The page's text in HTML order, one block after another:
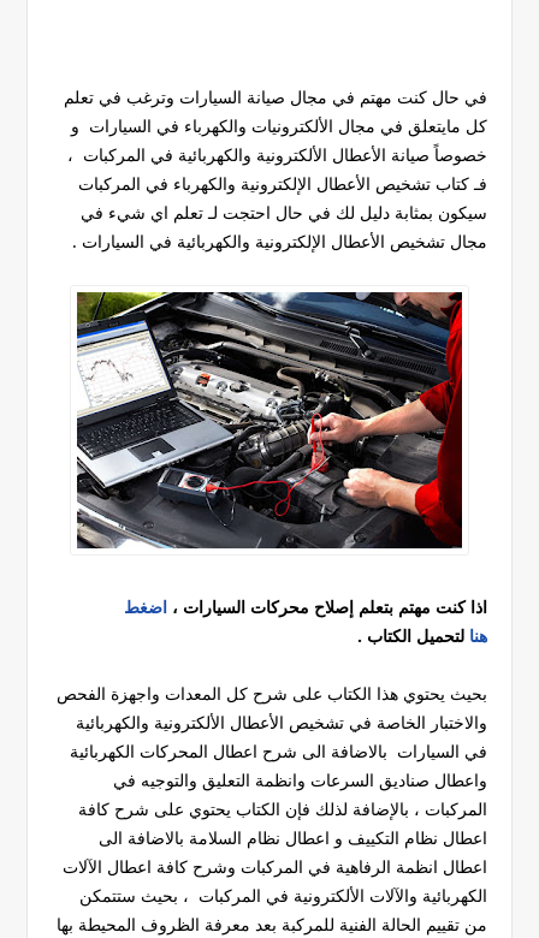
في حال كنت مهتم في مجال صيانة السيارات وترغب في تعلم
كل مايتعلق في مجال الألكترونيات والكهرباء في السيارات و
خصوصاً صيانة الأعطال الألكترونية والكهربائية في المركبات ،
فـ كتاب تشخيص الأعطال الإلكترونية والكهرباء في المركبات
سيكون بمثابة دليل لك في حال احتجت لـ تعلم اي شيء في
مجال تشخيص الأعطال الإلكترونية والكهربائية في السيارات .
اذا كنت مهتم بتعلم إصلاح محركات السيارات ،اضغط
هنا لتحميل الكتاب .
بحيث يحتوي هذا الكتاب على شرح كل المعدات واجهزة الفحص
والاختبار الخاصة في تشخيص الأعطال الألكترونية والكهربائية
في السيارات بالاضافة الى شرح اعطال المحركات الكهربائية
واعطال صناديق السرعات وانظمة التعليق والتوجيه في
المركبات ، بالإضافة لذلك فإن الكتاب يحتوي على شرح كافة
اعطال نظام التكييف و اعطال نظام السلامة بالاضافة الى
اعطال انظمة الرفاهية في المركبات وشرح كافة اعطال الآلات
الكهربائية والآلات الألكترونية في المركبات ، بحيث ستتمكن
من تقييم الحالة الفنية للمركبة بعد معرفة الظروف المحيطة بها